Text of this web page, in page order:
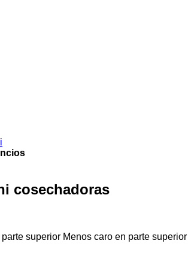
cosechadoras
superior Menos caro en parte superior